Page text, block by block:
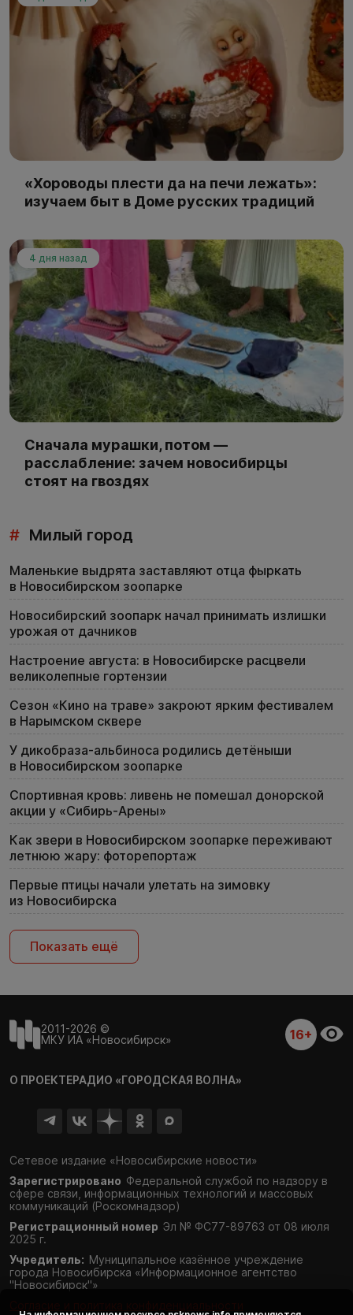
«Хороводы плести да на печи лежать»:
изучаем быт в Доме русских традиций
4 дня назад
Сначала мурашки, потом —
расслабление: зачем новосибирцы
стоят на гвоздях
# Милый город
Маленькие выдрята заставляют отца фыркать
в Новосибирском зоопарке
Новосибирский зоопарк начал принимать излишки
урожая от дачников
Настроение августа: в Новосибирске расцвели
великолепные гортензии
Сезон «Кино на траве» закроют ярким фестивалем
в Нарымском сквере
У дикобраза-альбиноса родились детёныши
в Новосибирском зоопарке
Спортивная кровь: ливень не помешал донорской
акции у «Сибирь-Арены»
Как звери в Новосибирском зоопарке переживают
летнюю жару: фоторепортаж
Первые птицы начали улетать на зимовку
из Новосибирска
Показать ещё
2011-2026 ©
МКУ ИА «Новосибирск»
16+
О ПРОЕКТЕРАДИО «ГОРОДСКАЯ ВОЛНА»
Сетевое издание «Новосибирские новости»
Зарегистрировано Федеральной службой по надзору в
сфере связи, информационных технологий и массовых
коммуникаций (Роскомнадзор)
Регистрационный номер Эл № ФС77-89763 от 08 июля
2025 г.
Учредитель: Муниципальное казённое учреждение
города Новосибирска «Информационное агентство
"Новосибирск"»